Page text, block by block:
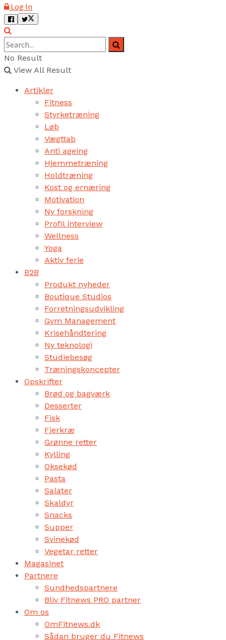
Log In
No Result
View All Result
Artikler
Fitness
Styrketræning
Løb
Vægttab
Anti ageing
Hjemmetræning
Holdtræning
Kost og ernæring
Motivation
Ny forskning
Profil interview
Wellness
Yoga
Aktiv ferie
B2B
Produkt nyheder
Boutique Studios
Forretningsudvikling
Gym Management
Krisehåndtering
Ny teknologi
Studiebesøg
Træningskoncepter
Opskrifter
Brød og bagværk
Desserter
Fisk
Fjerkræ
Grønne retter
Kylling
Oksekød
Pasta
Salater
Skaldyr
Snacks
Supper
Svinekød
Vegetar retter
Magasinet
Partnere
Sundhedspartnere
Bliv Fitnews PRO partner
Om os
OmFitnews.dk
Sådan bruger du Fitnews